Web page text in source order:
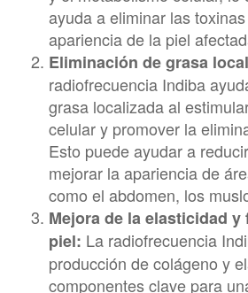
ayuda a eliminar las
apariencia de la piel
Eliminación de grasa
radiofrecuencia Indiba
grasa localizada al
celular y promover la
Esto puede ayudar a
mejorar la apariencia de
como el abdomen, los
Mejora de la elasticidad y
piel: La radiofrecuencia
producción de colágeno y
componentes clave para